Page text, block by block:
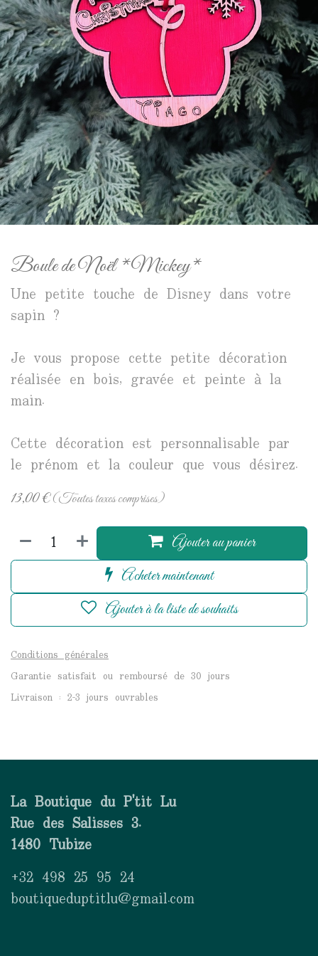
Boule de Noël *Mickey*
Une petite touche de Disney dans votre
sapin ?
Je vous propose cette petite décoration
réalisée en bois, gravée et peinte à la
main.
Cette décoration est personnalisable par
le prénom et la couleur que vous désirez.
13,00€(Toutes taxes comprises)
Ajouter au panier
Acheter maintenant
Ajouter à la liste de souhaits
Conditions générales
Garantie satisfait ou remboursé de 30 jours
Livraison : 2-3 jours ouvrables
La Boutique du P'tit Lu
Rue des Salisses 3.
1480 Tubize
+32 498 25 95 24
boutiqueduptitlu@gmail.com